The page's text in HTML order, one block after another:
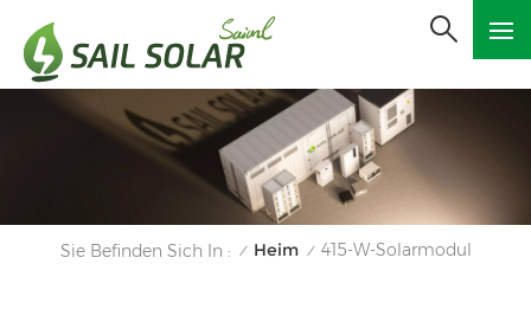
Sie Befinden Sich In : / Heim / 415-W-Solarmodul